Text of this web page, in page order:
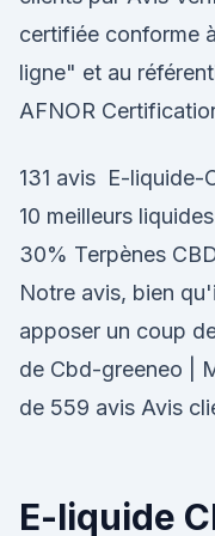
certifiée conforme
ligne" et au
AFNOR
131 avis E-liquide-
10 meilleurs
30% Terpènes
Notre avis, bien
apposer un coup
de Cbd-greeneo |
de 559 avis Avis
E-liquide